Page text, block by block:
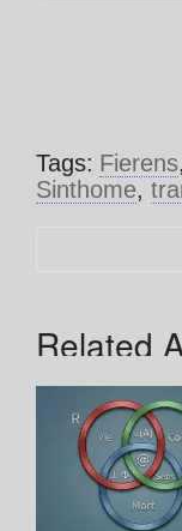
Tags: Fierens,
Sinthome,
Related